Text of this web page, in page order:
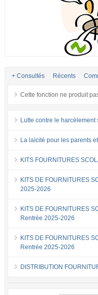
+ Consultés Récents
Cette fonction ne produit
Lutte contre le harcèlement
La laïcité pour les parents
KITS FOURNITURES
KITS DE FOURNITURES
2025-2026
KITS DE FOURNITURES
Rentrée 2025-2026
KITS DE FOURNITURES
Rentrée 2025-2026
DISTRIBUTION